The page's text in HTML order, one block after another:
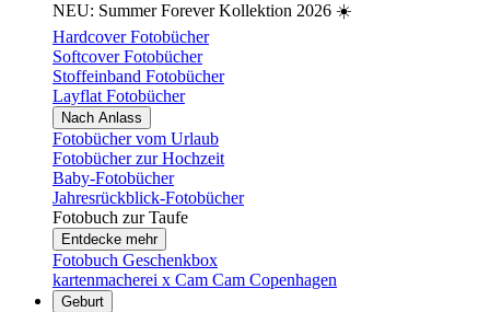
NEU: Summer Forever Kollektion 2026 ☀️
Hardcover Fotobücher
Softcover Fotobücher
Stoffeinband Fotobücher
Layflat Fotobücher
Nach Anlass
Fotobücher vom Urlaub
Fotobücher zur Hochzeit
Baby-Fotobücher
Jahresrückblick-Fotobücher
Fotobuch zur Taufe
Entdecke mehr
Fotobuch Geschenkbox
kartenmacherei x Cam Cam Copenhagen
Geburt